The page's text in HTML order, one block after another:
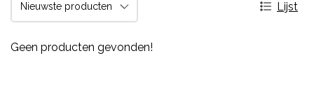
Lijst
Geen producten gevonden!